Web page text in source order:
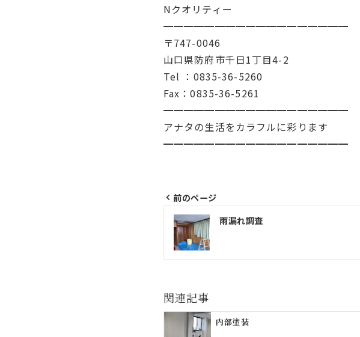
Nクオリティー
━━━━━━━━━━━━━━━━━━
〒747-0046
山口県防府市千日1丁目4-2
Tel ：0835-36-5260
Fax：0835-36-5261
━━━━━━━━━━━━━━━━━━
アナタの生活をカラフルに彩ります
━━━━━━━━━━━━━━━━━━
投
稿
ナ
ゲ
ー
前のページ
雨漏れ調査
関連記事
内部塗装